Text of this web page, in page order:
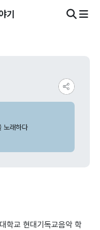
기
노래하다
학교 현대기독교음악 학